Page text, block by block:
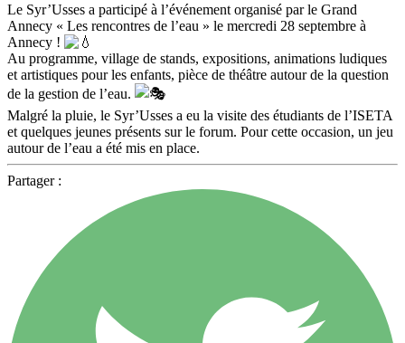
Le Syr’Usses a participé à l’événement organisé par le Grand
Annecy « Les rencontres de l’eau » le mercredi 28 septembre à
Annecy !
Au programme, village de stands, expositions, animations ludiques
et artistiques pour les enfants, pièce de théâtre autour de la question
de la gestion de l’eau.
Malgré la pluie, le Syr’Usses a eu la visite des étudiants de l’ISETA
et quelques jeunes présents sur le forum. Pour cette occasion, un jeu
autour de l’eau a été mis en place.
Partager :